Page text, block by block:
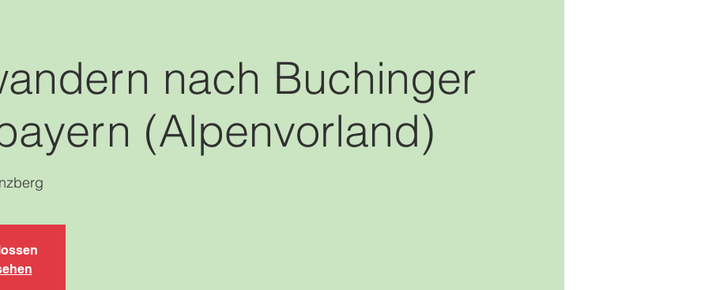
nach Buchinger
(Alpenvorland)